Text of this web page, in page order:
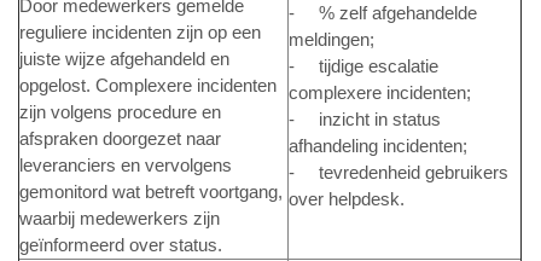
Door medewerkers gemelde
reguliere incidenten zijn op een
juiste wijze afgehandeld en
opgelost. Complexere incidenten
zijn volgens procedure en
afspraken doorgezet naar
leveranciers en vervolgens
gemonitord wat betreft voortgang,
waarbij medewerkers zijn
geïnformeerd over status.
- % zelf afgehandelde
meldingen;
- tijdige escalatie
complexere incidenten;
- inzicht in status
afhandeling incidenten;
- tevredenheid gebruikers
over helpdesk.